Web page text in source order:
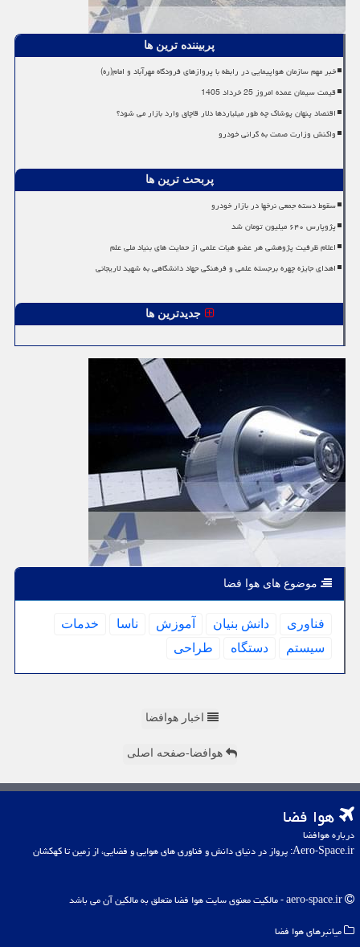
پربیننده ترین ها
خبر مهم سازمان هواپیمایی در رابطه با پروازهای فرودگاه مهرآباد و امام(ره)
قیمت سیمان عمده امروز 25 خرداد 1405
اقتصاد پنهان پوشاک چه طور میلیاردها دلار قاچاق وارد بازار می شود؟
واکنش وزارت صمت به گرانی خودرو
پربحث ترین ها
سقوط دسته جمعی نرخها در بازار خودرو
پژوپارس ۶۴۰ میلیون تومان شد
اعلام ظرفیت پژوهشی هر عضو هیات علمی از حمایت های بنیاد ملی علم
اهدای جایزه چهره برجسته علمی و فرهنگی جهاد دانشگاهی به شهید لاریجانی
جدیدترین ها
موضوع های هوا فضا
فناوری دانش بنیان آموزش ناسا
خدمات
سیستم
دستگاه طراحی
اخبار هوافضا
هوافضا-صفحه اصلی
هوا فضا
درباره هوافضا
Aero-Space.ir: پرواز در دنیای دانش و فناوری های هوایی و فضایی، از زمین تا کهکشان
میانبرهای هوا فضا